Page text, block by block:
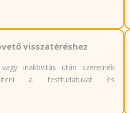
visszatéréshez
inaktivitás után szeretnék
a testtudatukat és